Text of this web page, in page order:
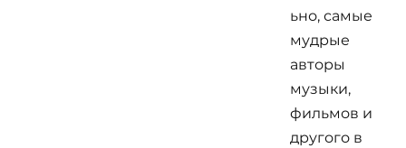
ьно, самые
мудрые
авторы
музыки,
фильмов и
другого в